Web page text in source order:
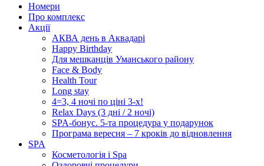
Номери
Про комплекс
Акції
АКВА день в Аквадарі
Happy Birthday
Для мешканців Уманського району
Face & Body
Health Tour
Long stay
4=3, 4 ночі по ціні 3-х!
Relax Days (3 дні / 2 ночі)
SPA-бонус. 5-та процедура у подарунок
Програма вересня – 7 кроків до відновлення
SPA
Косметологія і Spa